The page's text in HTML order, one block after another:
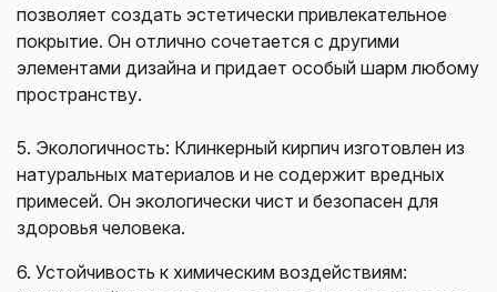
позволяет создать эстетически привлекательное
покрытие. Он отлично сочетается с другими
элементами дизайна и придает особый шарм любому
пространству.
5. Экологичность: Клинкерный кирпич изготовлен из
натуральных материалов и не содержит вредных
примесей. Он экологически чист и безопасен для
здоровья человека.
6. Устойчивость к химическим воздействиям: